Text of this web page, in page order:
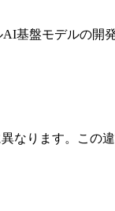
基盤モデルの開
なります。この